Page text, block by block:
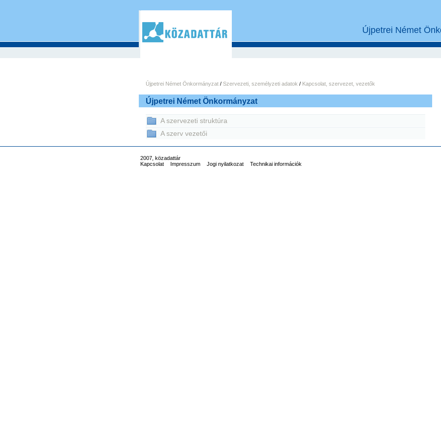
Újpetrei Német
Újpetrei Német Önkormányzat / Szervezeti, személyzeti adatok / Kapcsolat, szervezet, vezetők
Újpetrei Német Önkormányzat
A szervezeti struktúra
A szerv vezetői
2007, közadattár
Kapcsolat
Impresszum Jogi nyilatkozat Technikai információk